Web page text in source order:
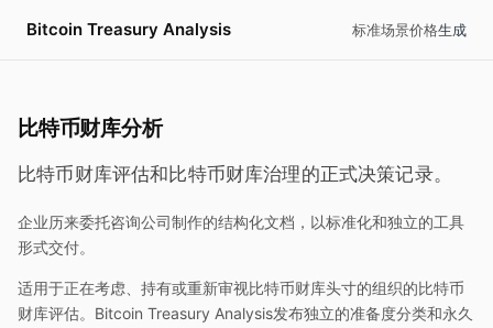
Bitcoin Treasury Analysis 标准场景价格生成
比特币财库分析
比特币财库评估和比特币财库治理的正式决策记录。
企业历来委托咨询公司制作的结构化文档，以标准化和独立的工具
形式交付。
适用于正在考虑、持有或重新审视比特币财库头寸的组织的比特币
财库评估。 Bitcoin Treasury Analysis发布独立的准备度分类和永久